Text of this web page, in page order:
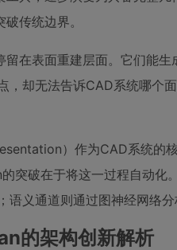
传统边界。
留在表面重建层面。它们能
，却无法告诉CAD系统哪个
）作为CAD系统的
突破在于将这一过程自动化
语义通道则通过图神经网络
的架构创新解析